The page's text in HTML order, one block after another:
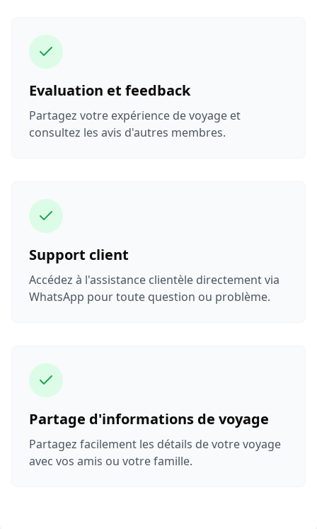
Evaluation et feedback
Partagez votre expérience de voyage et
consultez les avis d'autres membres.
Support client
Accédez à l'assistance clientèle directement via
WhatsApp pour toute question ou problème.
Partage d'informations de voyage
Partagez facilement les détails de votre voyage
avec vos amis ou votre famille.